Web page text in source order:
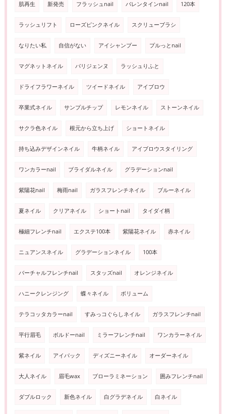
肌再生 新発売 フラッシュnail バレンタインnail 120本
ラッシュリフト ローズピンクネイル スクリューブラシ
なりたい私 自信がない アイシャンプー プルっとnail
マグネットネイル パリジェンヌ ラッシュりふと
ドライフラワーネイル ツイードネイル アイブロウ
卒業式ネイル サンプルチップ レモンネイル ストーンネイル
サクラ色ネイル 根元から立ち上げ ショートネイル
持ち込みデザインネイル 牛柄ネイル アイブロウスタイリング
ワンカラーnail ブライダルネイル グラデーションnail
紫陽花nail 梅雨nail ガラスフレンチネイル ブルーネイル
夏ネイル クリアネイル ショートnail タイダイ柄
極細フレンチnail エクステ100本 紫陽花ネイル 赤ネイル
ニュアンスネイル グラデーションネイル 100本
バーチャルフレンチnail スタッズnail オレンジネイル
ハニークレンジング 蝶々ネイル ボリューム
テラコッタカラーnail すみっコぐらしネイル ガラスフレンチnail
平行眉毛 ボルドーnail ミラーフレンチnail ワンカラーネイル
紫ネイル アイパック ディズニーネイル オーダーネイル
大人ネイル 眉毛wax ブローラミネーション 囲みフレンチnail
ダブルロック 新色ネイル 白グラデネイル 白ネイル